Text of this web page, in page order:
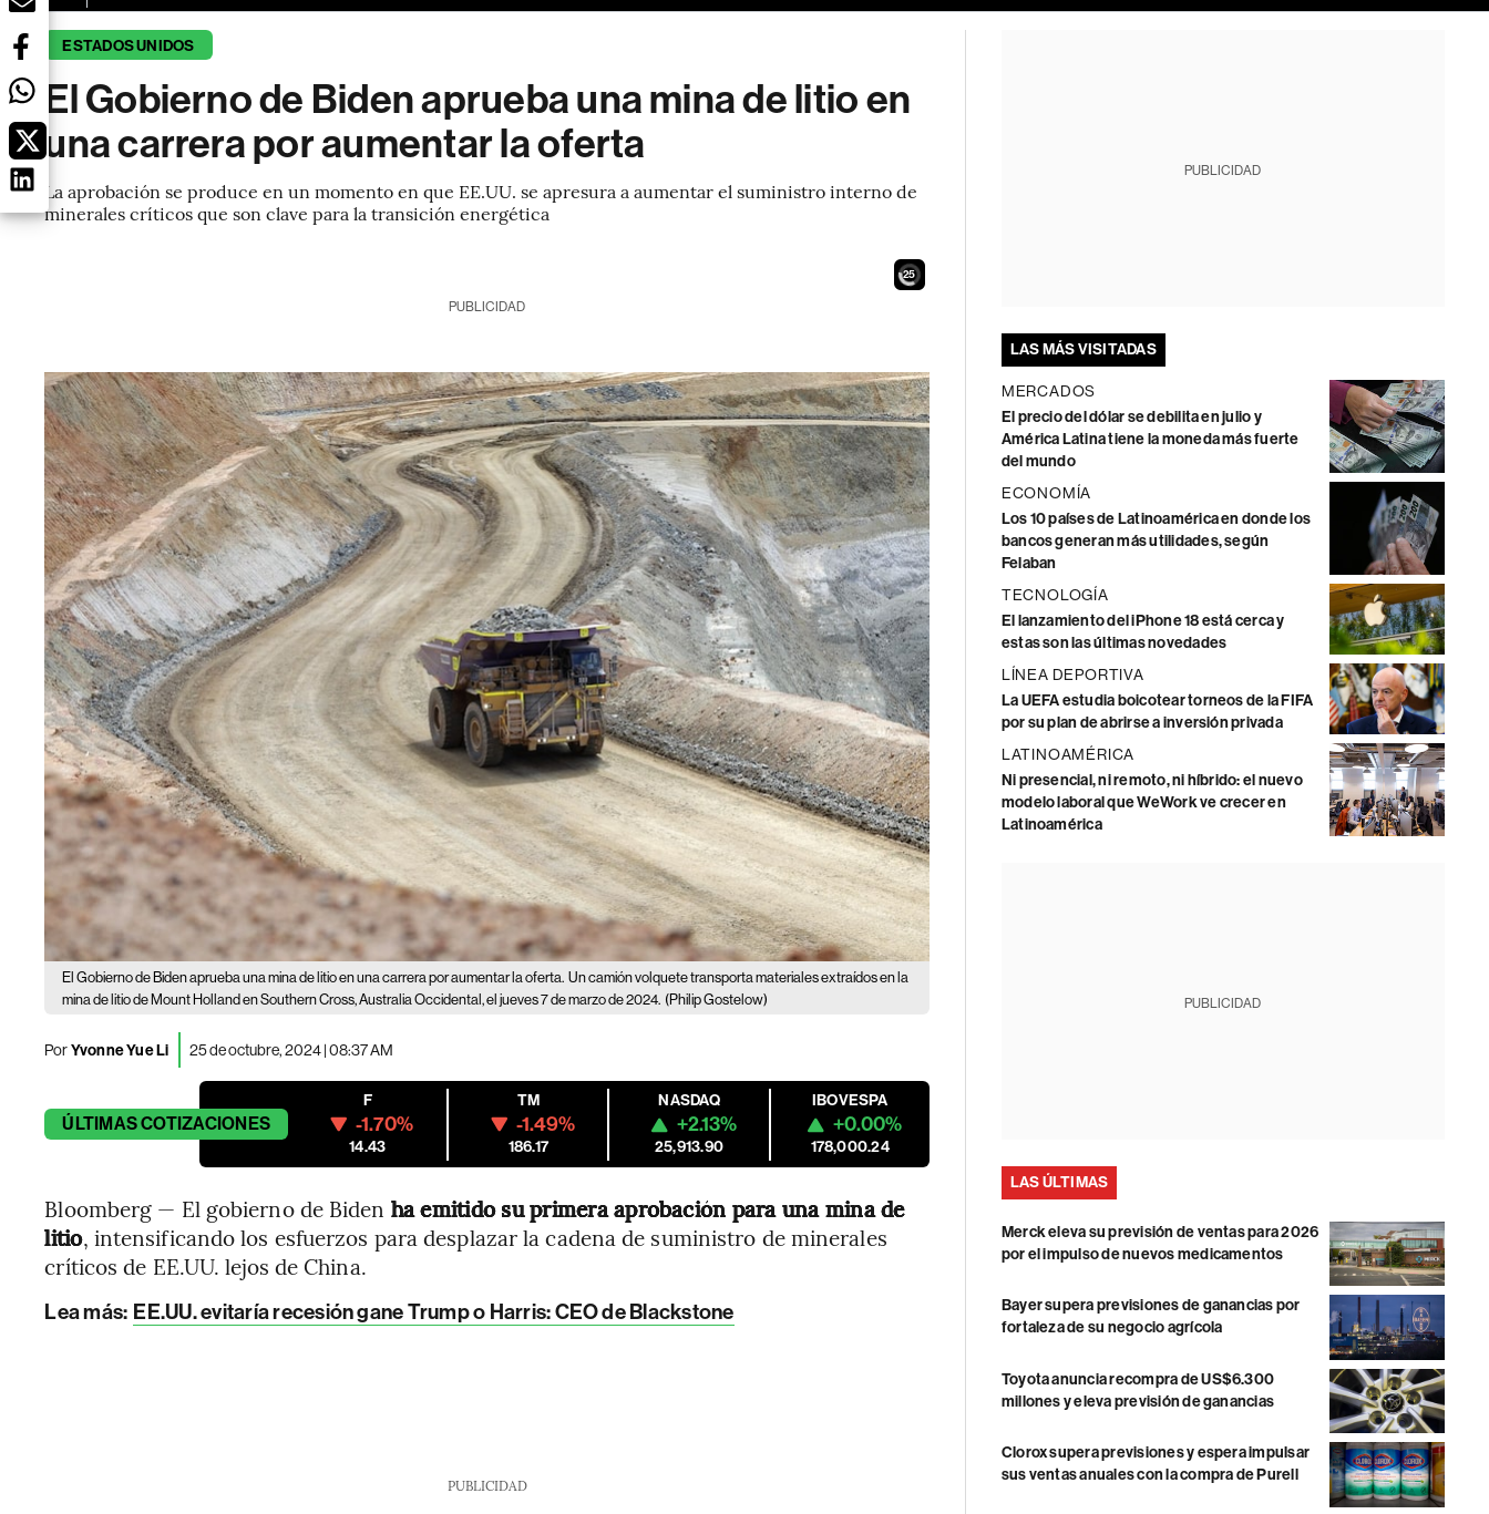
ESTADOS UNIDOS
El Gobierno de Biden aprueba una mina de litio en
una carrera por aumentar la oferta
La aprobación se produce en un momento en que EE.UU. se apresura a aumentar el suministro interno de
minerales críticos que son clave para la transición energética
23
PUBLICIDAD
El Gobierno de Biden aprueba una mina de litio en una carrera por aumentar la oferta. Un camión volquete transporta materiales extraídos en la
mina de litio de Mount Holland en Southern Cross, Australia Occidental, el jueves 7 de marzo de 2024. (Philip Gostelow)
PorYvonne Yue Li 25 de octubre, 2024 | 08:37 AM
ÚLTIMASCOTIZACIONES
F
-1.70%
14.43
TM
-1.49%
186.17
NASDAQ
+2.13%
25,913.90
IBOVESPA
+0.00%
178,000.24
Bloomberg — El gobierno de Biden ha emitido su primera aprobación para una mina de
litio, intensificando los esfuerzos para desplazar la cadena de suministro de minerales
críticos de EE.UU. lejos de China.
Lea más: EE.UU. evitaría recesión gane Trump o Harris: CEO de Blackstone
PUBLICIDAD
PUBLICIDAD
LAS MÁS VISITADAS
MERCADOS
El precio del dólar se debilita en julio y
América Latina tiene la moneda más fuerte
del mundo
ECONOMÍA
Los 10 países de Latinoamérica en donde los
bancos generan más utilidades, según
Felaban
TECNOLOGÍA
El lanzamiento del iPhone 18 está cerca y
estas son las últimas novedades
LÍNEA DEPORTIVA
La UEFA estudia boicotear torneos de la FIFA
por su plan de abrirse a inversión privada
LATINOAMÉRICA
Ni presencial, ni remoto, ni híbrido: el nuevo
modelo laboral que WeWork ve crecer en
Latinoamérica
PUBLICIDAD
LAS ÚLTIMAS
Merck eleva su previsión de ventas para 2026
por el impulso de nuevos medicamentos
Bayer supera previsiones de ganancias por
fortaleza de su negocio agrícola
Toyota anuncia recompra de US$6.300
millones y eleva previsión de ganancias
Clorox supera previsiones y espera impulsar
sus ventas anuales con la compra de Purell